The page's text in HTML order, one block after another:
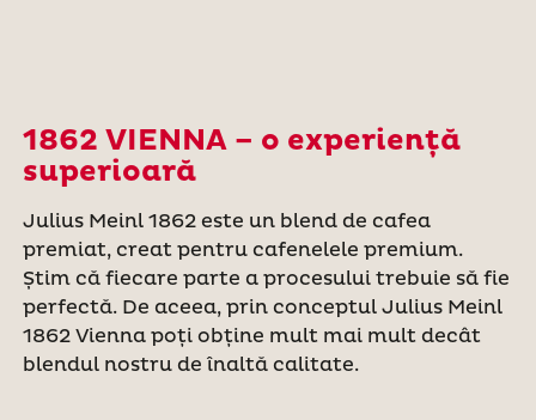
1862 VIENNA – o experiență
superioară
Julius Meinl 1862 este un blend de cafea
premiat, creat pentru cafenelele premium.
Știm că fiecare parte a procesului trebuie să fie
perfectă. De aceea, prin conceptul Julius Meinl
1862 Vienna poți obține mult mai mult decât
blendul nostru de înaltă calitate.